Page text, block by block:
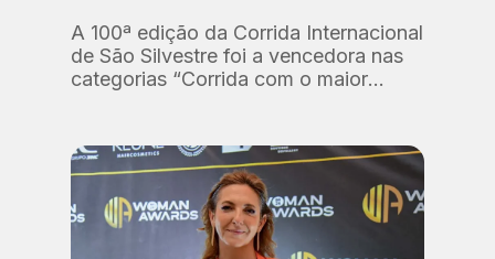
A 100ª edição da Corrida Internacional
de São Silvestre foi a vencedora nas
categorias “Corrida com o maior